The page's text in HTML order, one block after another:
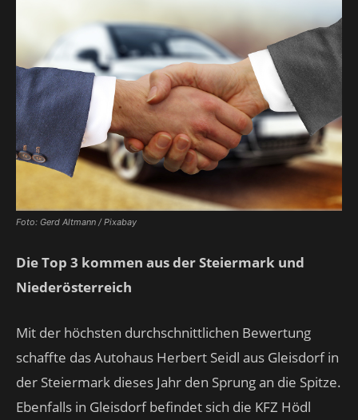
Foto: Gerd Altmann / Pixabay
Die Top 3 kommen aus der Steiermark und
Niederösterreich
Mit der höchsten durchschnittlichen Bewertung
schaffte das Autohaus Herbert Seidl aus Gleisdorf in
der Steiermark dieses Jahr den Sprung an die Spitze.
Ebenfalls in Gleisdorf befindet sich die KFZ Hödl